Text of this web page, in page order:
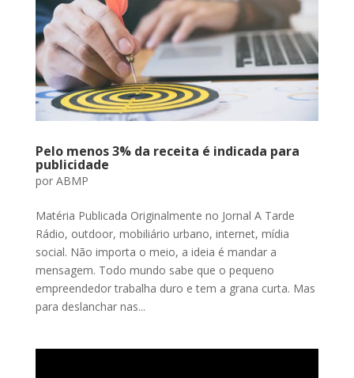
Pelo menos 3% da receita é indicada para
publicidade
por ABMP
Matéria Publicada Originalmente no Jornal A Tarde
Rádio, outdoor, mobiliário urbano, internet, mídia
social. Não importa o meio, a ideia é mandar a
mensagem. Todo mundo sabe que o pequeno
empreendedor trabalha duro e tem a grana curta. Mas
para deslanchar nas...